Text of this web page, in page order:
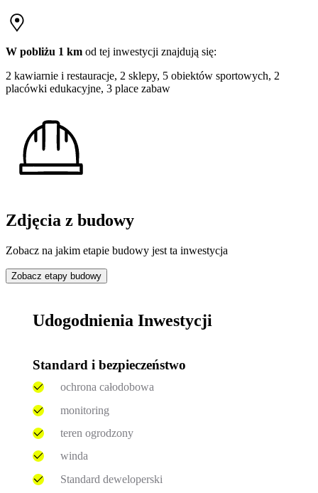
W pobliżu 1 km od tej inwestycji znajdują się:
2 kawiarnie i restauracje, 2 sklepy, 5 obiektów sportowych, 2
placówki edukacyjne, 3 place zabaw
Zdjęcia z budowy
Zobacz na jakim etapie budowy jest ta inwestycja
Zobacz etapy budowy
Udogodnienia Inwestycji
Standard i bezpieczeństwo
ochrona całodobowa
monitoring
teren ogrodzony
winda
Standard deweloperski